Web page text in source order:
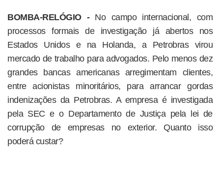
BOMBA-RELÓGIO -No campo internacional, com
processos formais de investigação já abertos nos
Estados Unidos e na Holanda, a Petrobras virou
mercado de trabalho para advogados. Pelo menos dez
grandes bancas americanas arregimentam clientes,
entre acionistas minoritários, para arrancar gordas
indenizações da Petrobras. A empresa é investigada
pela SEC e o Departamento de Justiça pela lei de
corrupção de empresas no exterior. Quanto isso
poderá custar?